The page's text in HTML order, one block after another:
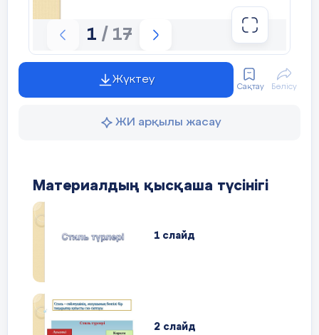
1 / 17
Жүктеу
Сақтау Бөлісу
ЖИ арқылы жасау
Материалдың қысқаша түсінігі
1 слайд
2 слайд